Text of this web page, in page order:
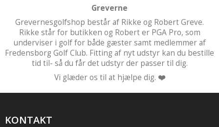
Greverne
Grevernesgolfshop består af Rikke og Robert Greve.
Rikke står for butikken og Robert er PGA Pro, som
underviser i golf for både gæster samt medlemmer af
Fredensborg Golf Club. Fitting af nyt udstyr kan du bestille
tid til- så du får det udstyr der passer til dig.
Vi glæder os til at hjælpe dig. ❤️
KONTAKT